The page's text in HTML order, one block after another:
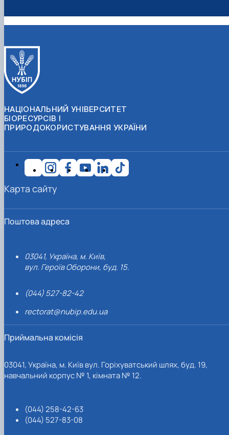
НАЦІОНАЛЬНИЙ УНІВЕРСИТЕТ
БІОРЕСУРСІВ І
ПРИРОДОКОРИСТУВАННЯ УКРАЇНИ
Поштова адреса
03041, Україна, м. Київ,
вул. Героїв Оборони, буд. 15.
(044) 527-82-42
rectorat@nubip.edu.ua
Приймальна комісія
03041, Україна, м. Київ вул. Горіхуватський шлях, буд. 19,
навчальний корпус № 1, кімната № 12.
(044) 258-42-63
(044) 527-83-08
Карта сайту